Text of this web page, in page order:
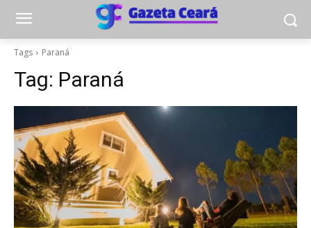
Tags Paraná
Tag: Paraná